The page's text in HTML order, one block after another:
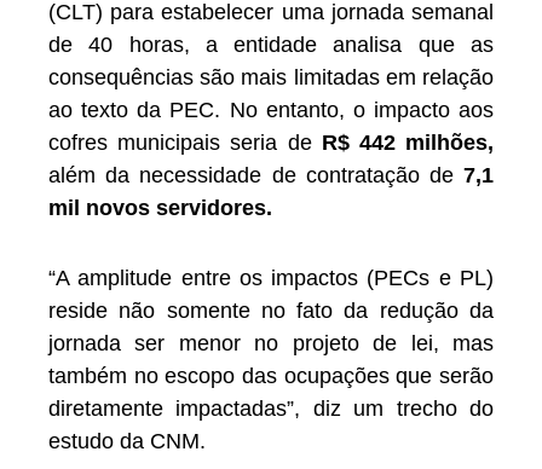
(CLT) para estabelecer uma jornada semanal
de 40 horas, a entidade analisa que as
consequências são mais limitadas em relação
ao texto da PEC. No entanto, o impacto aos
cofres municipais seria de R$ 442 milhões,
além da necessidade de contratação de7,1
mil novos servidores.
“A amplitude entre os impactos (PECs e PL)
reside não somente no fato da redução da
jornada ser menor no projeto de lei, mas
também no escopo das ocupações que serão
diretamente impactadas”, diz um trecho do
estudo da CNM.